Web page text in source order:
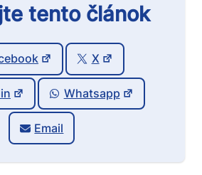
tento článok
X
Whatsapp
Email